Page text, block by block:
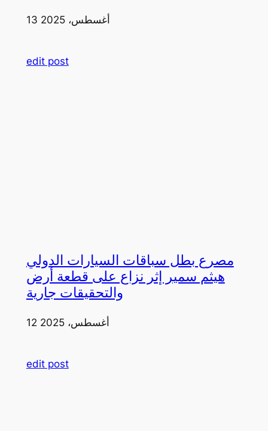
13 أغسطس، 2025
edit post
مصرع بطل سباقات السيارات الدولي
هيثم سمير إثر نزاع على قطعة أرض
والتحقيقات جارية
12 أغسطس، 2025
edit post